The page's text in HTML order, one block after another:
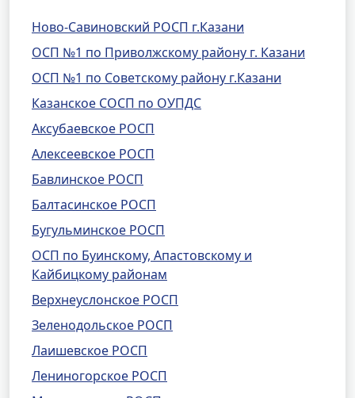
Ново-Савиновский РОСП г.Казани
ОСП №1 по Приволжскому району г. Казани
ОСП №1 по Советскому району г.Казани
Казанское СОСП по ОУПДС
Аксубаевское РОСП
Алексеевское РОСП
Бавлинское РОСП
Балтасинское РОСП
Бугульминское РОСП
ОСП по Буинскому, Апастовскому и
Кайбицкому районам
Верхнеуслонское РОСП
Зеленодольское РОСП
Лаишевское РОСП
Лениногорское РОСП